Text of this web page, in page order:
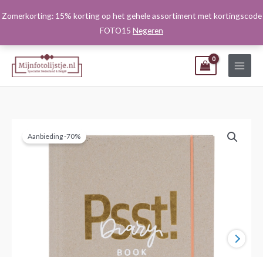
Zomerkorting: 15% korting op het gehele assortiment met kortingscode
FOTO15 Negeren
naar
Aanbieding -70%